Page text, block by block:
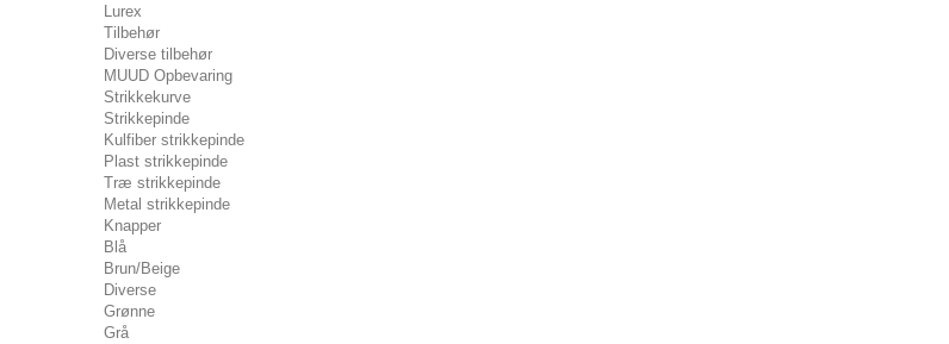
Lurex
Tilbehør
Diverse tilbehør
MUUD Opbevaring
Strikkekurve
Strikkepinde
Kulfiber strikkepinde
Plast strikkepinde
Træ strikkepinde
Metal strikkepinde
Knapper
Blå
Brun/Beige
Diverse
Grønne
Grå